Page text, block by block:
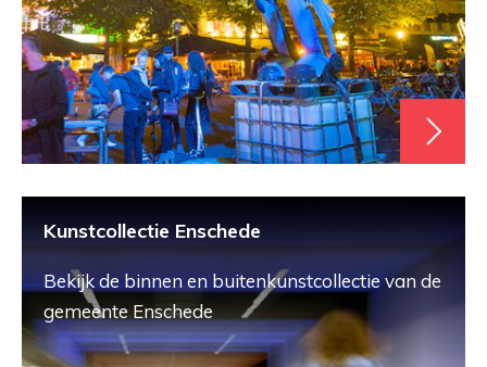
Kunstcollectie Enschede
Bekijk de binnen en buitenkunstcollectie van de
gemeente Enschede